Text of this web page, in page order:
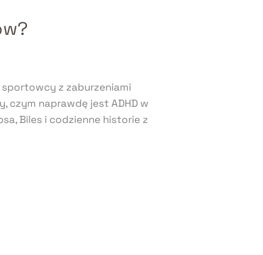
z zaburzeniami
czym naprawdę jest ADHD w
Biles i codzienne historie z